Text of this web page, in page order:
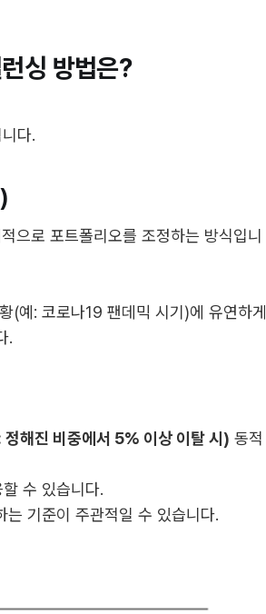
싱 방법은?
다.
으로 포트폴리오를 조정하는 방식입니
(예: 코로나19 팬데믹 시기)에 유연하게
.
해진 비중에서 5% 이상 이탈 시) 동적
수 있습니다.
기준이 주관적일 수 있습니다.